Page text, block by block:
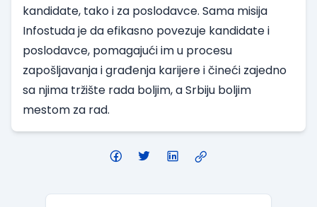
kandidate, tako i za poslodavce. Sama misija
Infostuda je da efikasno povezuje kandidate i
poslodavce, pomagajući im u procesu
zapošljavanja i građenja karijere i čineći zajedno
sa njima tržište rada boljim, a Srbiju boljim
mestom za rad.